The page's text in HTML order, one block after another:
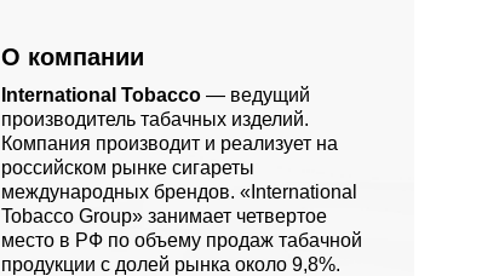
International Tobacco — ведущий
производитель табачных изделий.
Компания производит и реализует на
российском рынке сигареты
международных брендов. «International
Tobacco Group» занимает четвертое
место в РФ по объему продаж табачной
продукции с долей рынка около 9,8%.
О компании